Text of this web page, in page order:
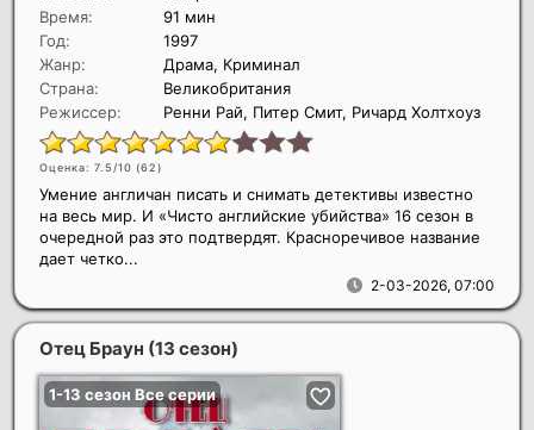
Время:
91 мин
Год:
1997
Жанр:
Драма, Криминал
Страна:
Великобритания
Режиссер:
Ренни Рай, Питер Смит, Ричард Холтхоуз
Оценка: 7.5/10 (62)
2-03-2026, 07:00
Умение англичан писать и снимать детективы известно
на весь мир. И «Чисто английские убийства» 16 сезон в
очередной раз это подтвердят. Красноречивое название
дает четко...
Отец Браун (13 сезон)